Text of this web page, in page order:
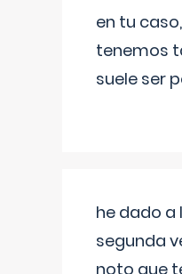
en tu
tenemos
suele ser
he dado a
segunda
noto que